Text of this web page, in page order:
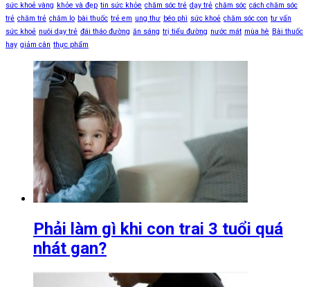
sức khoẻ vàng khỏe và đẹp tin sức khỏe chăm sóc trẻ dạy trẻ chăm sóc cách chăm sóc
trẻ chăm trẻ chăm lo bài thuốc trẻ em ung thư béo phì sức khoẻ chăm sóc con tư vấn
sức khoẻ nuôi dạy trẻ đái tháo đường ăn sáng trị tiểu đường nước mát mùa hè Bài thuốc
hay giảm cân thực phẩm
Phải làm gì khi con trai 3 tuổi quá
nhát gan?